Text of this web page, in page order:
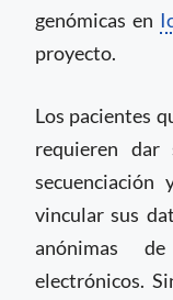
genómicas en
proyecto.
Los pacientes
requieren dar
vincular sus
anónimas
electrónicos.